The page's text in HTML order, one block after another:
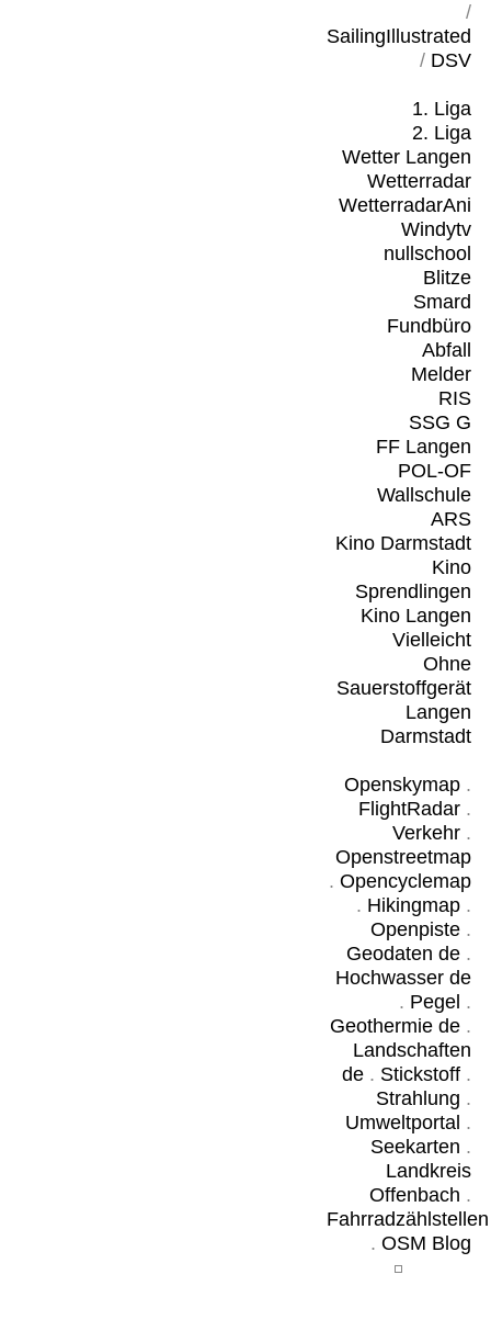
/
SailingIllustrated
/ DSV
1. Liga
2. Liga
Wetter Langen
Wetterradar
WetterradarAni
Windytv
nullschool
Blitze
Smard
Fundbüro
Abfall
Melder
RIS
SSG G
FF Langen
POL-OF
Wallschule
ARS
Kino Darmstadt
Kino
Sprendlingen
Kino Langen
Vielleicht
Ohne
Sauerstoffgerät
Langen
Darmstadt
Openskymap.
FlightRadar.
Verkehr.
Openstreetmap
. Opencyclemap
. Hikingmap.
Openpiste.
Geodaten de.
Hochwasser de
. Pegel .
Geothermie de.
Landschaften
de. Stickstoff.
Strahlung .
Umweltportal .
Seekarten .
Landkreis
Offenbach .
Fahrradzählstellen
. OSM Blog